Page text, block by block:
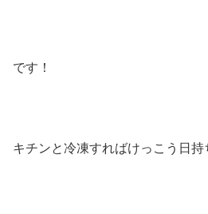
です！
キチンと冷凍すればけっこう日持